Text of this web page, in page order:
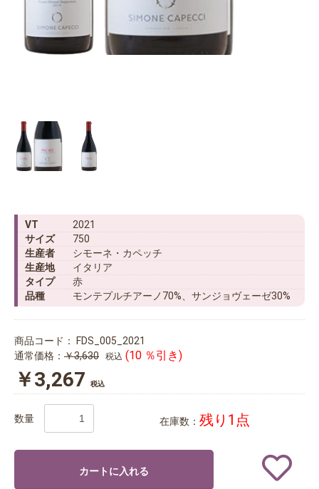
VT
2021
サイズ
750
生産者
シモーネ・カペッチ
生産地
イタリア
タイプ
赤
品種
モンテプルチアーノ70%、サンジョヴェーゼ30%
商品コード：
FDS_005_2021
通常価格： ￥3,630 税込 (10 ％引き)
￥3,267 税込
数量 在庫数： 残り1点
カートに入れる